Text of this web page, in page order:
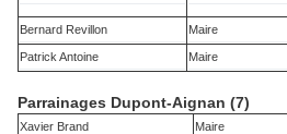
Bernard Revillon Maire
Patrick Antoine Maire
Parrainages Dupont-Aignan (7)
Xavier Brand Maire